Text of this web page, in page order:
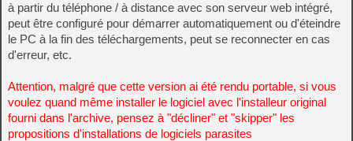
à partir du téléphone / à distance avec son serveur web intégré,
peut être configuré pour démarrer automatiquement ou d'éteindre
le PC à la fin des téléchargements, peut se reconnecter en cas
d'erreur, etc.
Attention, malgré que cette version ai été rendu portable, si vous
voulez quand même installer le logiciel avec l'installeur original
fourni dans l'archive, pensez à "décliner" et "skipper" les
propositions d'installations de logiciels parasites